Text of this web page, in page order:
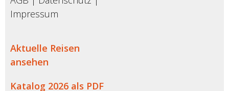
Impressum
Aktuelle Reisen
ansehen
Katalog 2026 als PDF